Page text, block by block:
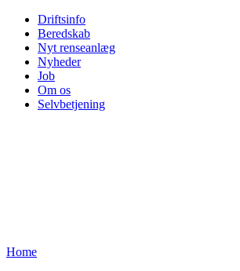
Driftsinfo
Beredskab
Nyt renseanlæg
Nyheder
Job
Om os
Selvbetjening
Home